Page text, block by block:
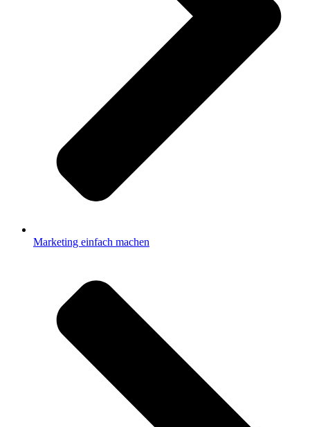
Marketing einfach machen